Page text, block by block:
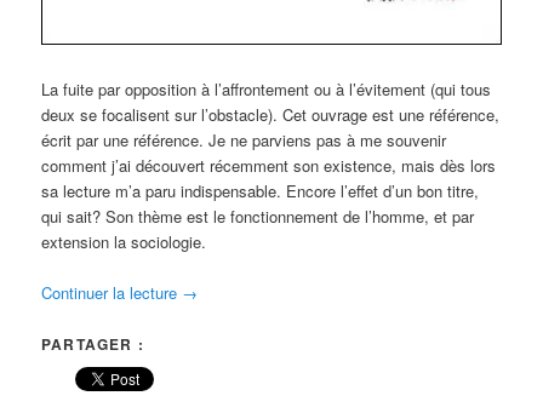
La fuite par opposition à l’affrontement ou à l’évitement (qui tous
deux se focalisent sur l’obstacle). Cet ouvrage est une référence,
écrit par une référence. Je ne parviens pas à me souvenir
comment j’ai découvert récemment son existence, mais dès lors
sa lecture m’a paru indispensable. Encore l’effet d’un bon titre,
qui sait? Son thème est le fonctionnement de l’homme, et par
extension la sociologie.
Continuer la lecture →
PARTAGER :